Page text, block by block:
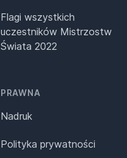
Flagi wszystkich
uczestników Mistrzostw
Świata 2022
PRAWNA
Nadruk
Polityka prywatności